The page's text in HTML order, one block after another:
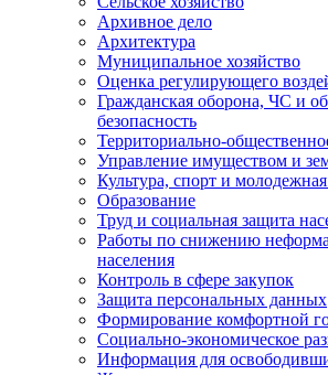
Архивное дело
Архитектура
Муниципальное хозяйство
Оценка регулирующего
Гражданская оборона, ЧС и
безопасность
Территориально-
Управление имуществом и
Культура, спорт и
Образование
Труд и социальная защита
Работы по снижению
населения
Контроль в сфере закупок
Защита персональных данных
Формирование комфортной
Социально-экономическое
Информация для